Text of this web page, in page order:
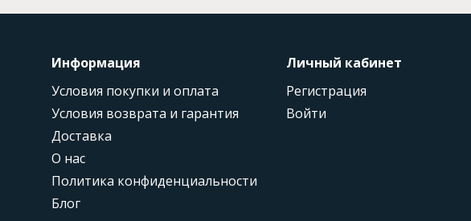
Информация
Условия покупки и оплата
Условия возврата и гарантия
Доставка
О нас
Политика конфиденциальности
Блог
Личный кабинет
Регистрация
Войти